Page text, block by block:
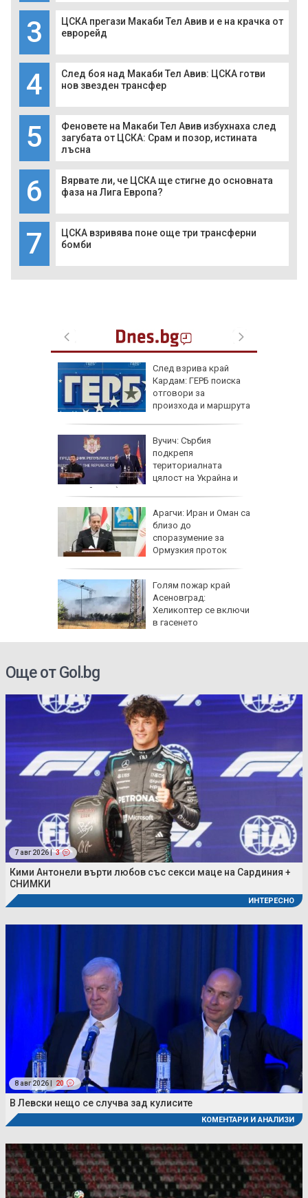
3
ЦСКА прегази Макаби Тел Авив и е на крачка от
еврорейд
4
След боя над Макаби Тел Авив: ЦСКА готви
нов звезден трансфер
5
Феновете на Макаби Тел Авив избухнаха след
загубата от ЦСКА: Срам и позор, истината
лъсна
6
Вярвате ли, че ЦСКА ще стигне до основната
фаза на Лига Европа?
7
ЦСКА взривява поне още три трансферни
бомби
След взрива край
Кардам: ГЕРБ поиска
отговори за
произхода и маршрута
Вучич: Сърбия
подкрепя
териториалната
цялост на Украйна и
европейския ѝ път
Арагчи: Иран и Оман са
близо до
споразумение за
Ормузкия проток
Голям пожар край
Асеновград:
Хеликоптер се включи
в гасенето
Още от Gol.bg
7 авг 2026 | 3
Кими Антонели върти любов със секси маце на Сардиния +
СНИМКИ
ИНТЕРЕСНО
8 авг 2026 | 20
В Левски нещо се случва зад кулисите
КОМЕНТАРИ И АНАЛИЗИ